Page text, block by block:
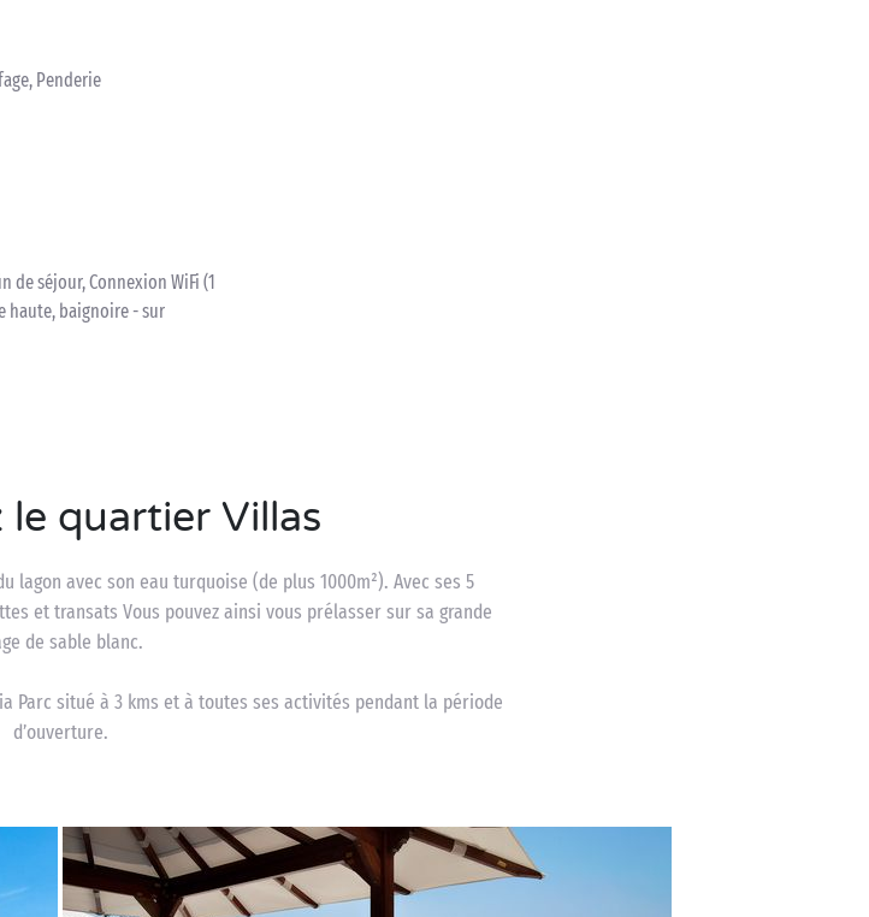
Penderie
séjour, Connexion WiFi (1
haute, baignoire - sur
le quartier Villas
lagon avec son eau turquoise (de plus 1000m²). Avec ses 5
et transats Vous pouvez ainsi vous prélasser sur sa grande
de sable blanc.
Parc situé à 3 kms et à toutes ses activités pendant la période
d’ouverture.